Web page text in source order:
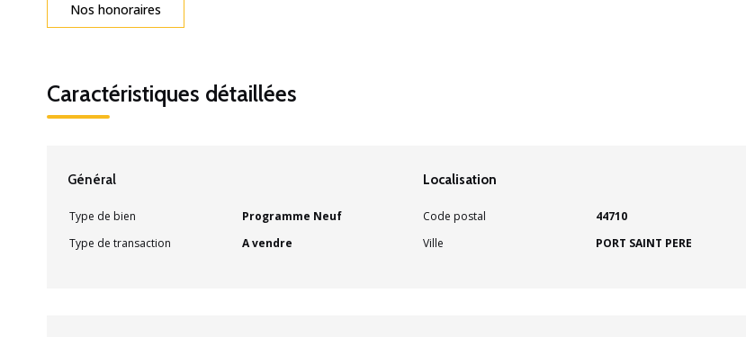
Nos honoraires
Caractéristiques détaillées
Général
Type de bien
Programme Neuf
Type de transaction
A vendre
Localisation
Code postal
44710
Ville
PORT SAINT PERE